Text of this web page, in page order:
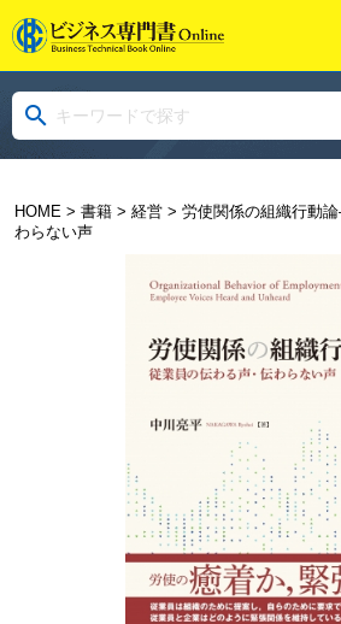
HOME> 書籍> 経営> 労使関係の組織行動
わらない声